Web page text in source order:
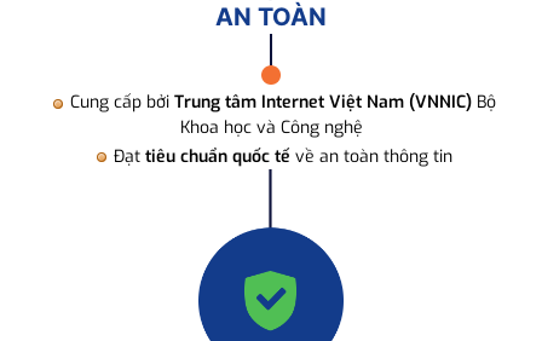
AN TOÀN
Cung cấp bởi Trung tâm Internet Việt Nam (VNNIC) Bộ
Khoa học và Công nghệ
Đạt tiêu chuẩn quốc tế về an toàn thông tin